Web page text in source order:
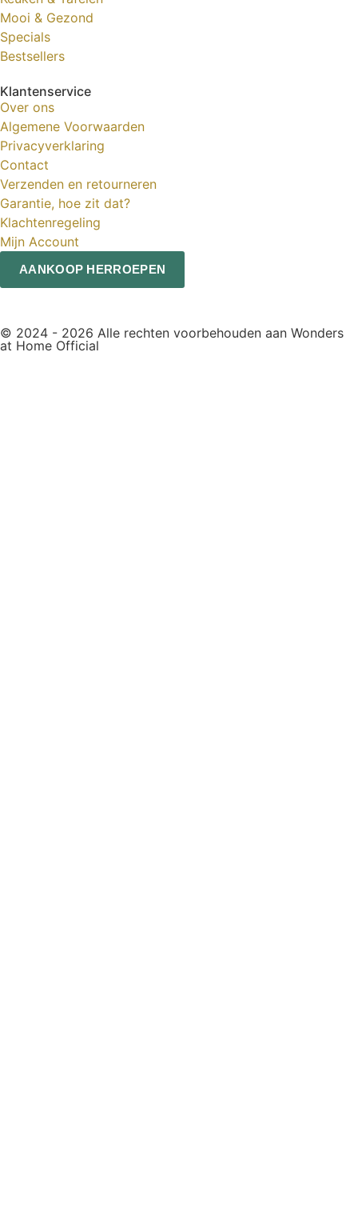
Mooi & Gezond
Specials
Bestsellers
Klantenservice
Over ons
Algemene Voorwaarden
Privacyverklaring
Contact
Verzenden en retourneren
Garantie, hoe zit dat?
Klachtenregeling
Mijn Account
AANKOOP HERROEPEN
© 2024 - 2026 Alle rechten voorbehouden aan Wonders
at Home Official